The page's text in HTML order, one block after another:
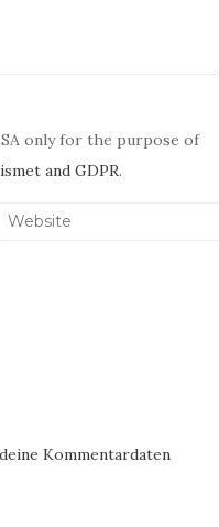
only for the purpose of
and GDPR.
Kommentardaten